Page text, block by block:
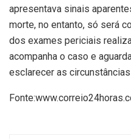
apresentava sinais
morte, no entanto, só será
dos exames periciais
acompanha o caso e
esclarecer as